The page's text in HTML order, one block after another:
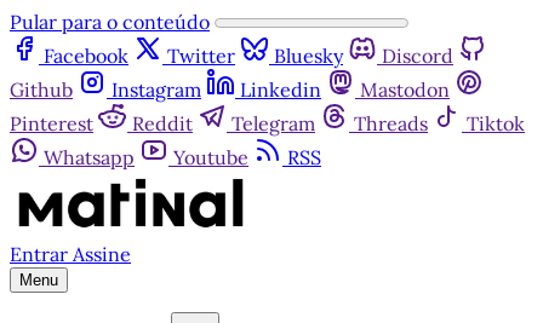
Pular para o conteúdo
Facebook
Twitter Bluesky
Discord
Github
Instagram Linkedin
Mastodon
Pinterest
Reddit Telegram Threads
Tiktok
Whatsapp
Youtube RSS
Entrar Assine
Menu